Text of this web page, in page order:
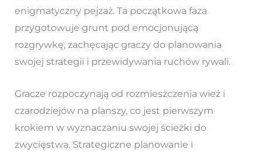
enigmatyczny pejzaż. Ta początkowa faza
przygotowuje grunt pod emocjonującą
rozgrywkę, zachęcając graczy do planowania
swojej strategii i przewidywania ruchów rywali.
Gracze rozpoczynają od rozmieszczenia wież i
czarodziejów na planszy, co jest pierwszym
krokiem w wyznaczaniu swojej ścieżki do
zwycięstwa. Strategiczne planowanie i